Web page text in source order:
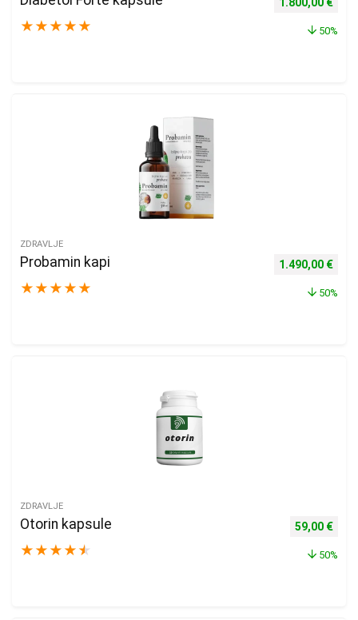
★ ★ ★ ★ ★ 50%
ZDRAVLJE
Probamin kapi
★ ★ ★ ★ ★
Izvorna cijena
1.490,00 €
50%
ZDRAVLJE
Otorin kapsule
★ ★ ★ ★ ★
Izvorna
59,00 €
50%